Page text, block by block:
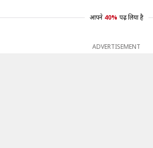
आपने 40% पढ़ लिया है
ADVERTISEMENT